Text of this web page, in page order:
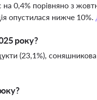
0,4% порівняно з
опустилася нижче 10%.
року?
(23,1%), соняшникова